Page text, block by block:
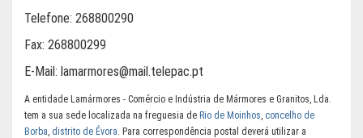
Telefone: 268800290
Fax: 268800299
E-Mail: lamarmores@mail.telepac.pt
A entidade Lamármores - Comércio e Indústria de Mármores e Granitos, Lda.
tem a sua sede localizada na freguesia de Rio de Moinhos, concelho de
Borba, distrito de Évora. Para correspondência postal deverá utilizar a